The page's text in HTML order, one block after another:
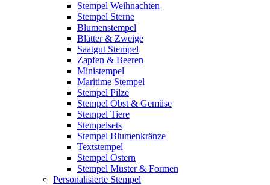
Stempel Weihnachten
Stempel Sterne
Blumenstempel
Blätter & Zweige
Saatgut Stempel
Zapfen & Beeren
Ministempel
Maritime Stempel
Stempel Pilze
Stempel Obst & Gemüse
Stempel Tiere
Stempelsets
Stempel Blumenkränze
Textstempel
Stempel Ostern
Stempel Muster & Formen
Personalisierte Stempel